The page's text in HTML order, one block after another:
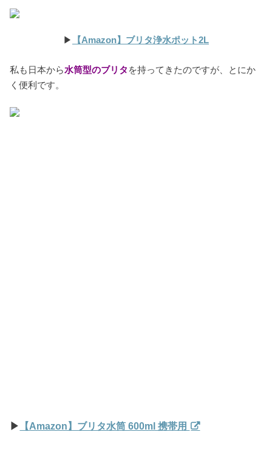
▶︎ 【Amazon】ブリタ浄水ポット2L
私も日本から水筒型のブリタ を持ってきたのですが、とにか
く便利です。
▶︎ 【Amazon】ブリタ水筒 600ml 携帯用